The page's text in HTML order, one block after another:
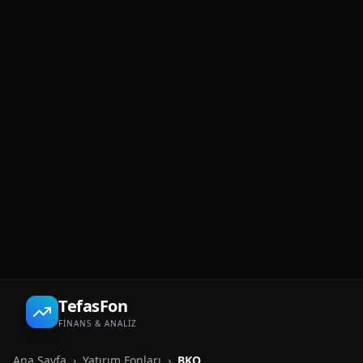
TefasFon
FİNANS & ANALİZ